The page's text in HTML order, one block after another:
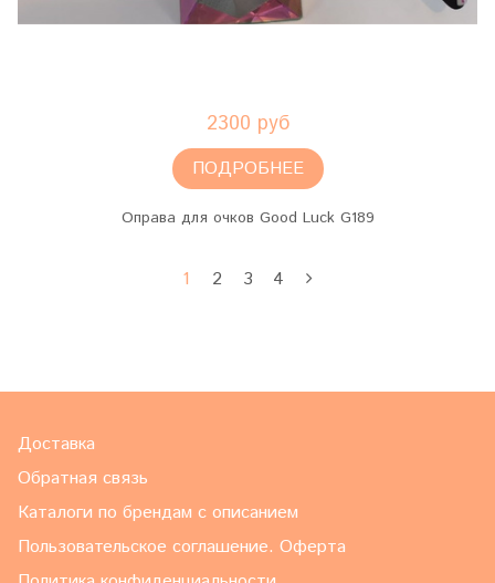
2300 руб
ПОДРОБНЕЕ
Оправа для очков Good Luck G189
1 2 3 4
Доставка
Обратная связь
Каталоги по брендам с описанием
Пользовательское соглашение. Оферта